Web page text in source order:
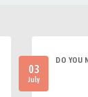
03
July
DO YOU